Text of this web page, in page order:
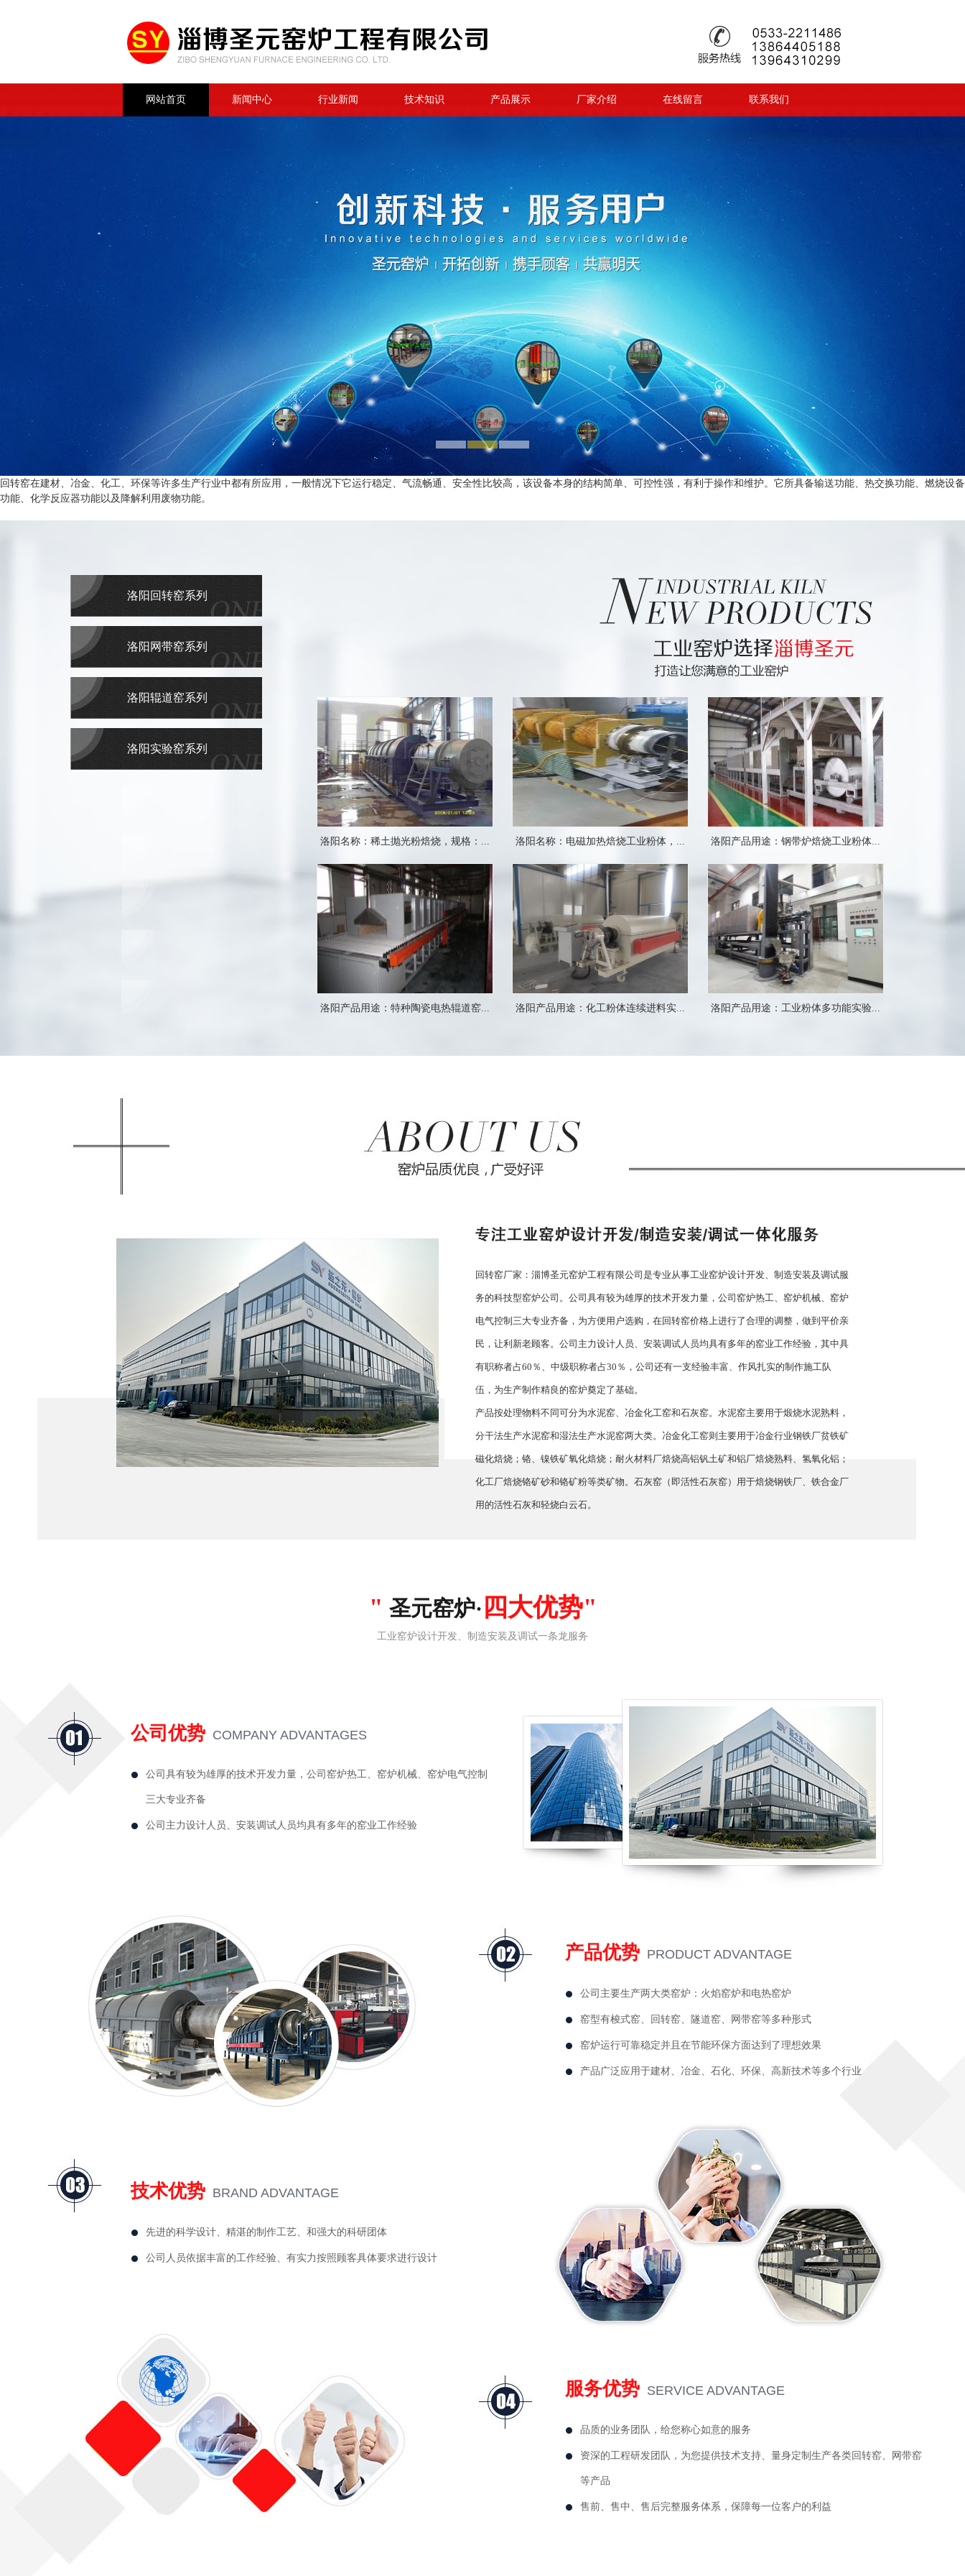
网站首页 新闻中心 行业新闻 技术知识 产品展示 厂家介绍 在线留言 联系我们
1 2
回转窑在建材、冶金、化工、环保等许多生产行业中都有所应用，一般情况下它运行稳定、气流畅通、安全性比较高，该设备本身的结构简单、可控性强，有利于操作和维护。它所具备输送功能、热交换功能、燃烧设备
功能、化学反应器功能以及降解利用废物功能。
洛阳回转窑系列
洛阳网带窑系列
洛阳辊道窑系列
洛阳实验窑系列
洛阳名称：稀土抛光粉焙烧，规格：... 洛阳名称：电磁加热焙烧工业粉体，... 洛阳产品用途：钢带炉焙烧工业粉体...
洛阳产品用途：特种陶瓷电热辊道窑... 洛阳产品用途：化工粉体连续进料实... 洛阳产品用途：工业粉体多功能实验...
回转窑厂家：淄博圣元窑炉工程有限公司是专业从事工业窑炉设计开发、制造安装及调试服
务的科技型窑炉公司。公司具有较为雄厚的技术开发力量，公司窑炉热工、窑炉机械、窑炉
电气控制三大专业齐备，为方便用户选购，在回转窑价格上进行了合理的调整，做到平价亲
民，让利新老顾客。公司主力设计人员、安装调试人员均具有多年的窑业工作经验，其中具
有职称者占60％、中级职称者占30％，公司还有一支经验丰富、作风扎实的制作施工队
伍，为生产制作精良的窑炉奠定了基础。
产品按处理物料不同可分为水泥窑、冶金化工窑和石灰窑。水泥窑主要用于煅烧水泥熟料，
分干法生产水泥窑和湿法生产水泥窑两大类。冶金化工窑则主要用于冶金行业钢铁厂贫铁矿
磁化焙烧；铬、镍铁矿氧化焙烧；耐火材料厂焙烧高铝钒土矿和铝厂焙烧熟料、氢氧化铝；
化工厂焙烧铬矿砂和铬矿粉等类矿物。石灰窑（即活性石灰窑）用于焙烧钢铁厂、铁合金厂
用的活性石灰和轻烧白云石。
" 圣元窑炉· 四大优势"
工业窑炉设计开发、制造安装及调试一条龙服务
公司优势 COMPANY ADVANTAGES
公司具有较为雄厚的技术开发力量，公司窑炉热工、窑炉机械、窑炉电气控制
三大专业齐备
公司主力设计人员、安装调试人员均具有多年的窑业工作经验
产品优势 PRODUCT ADVANTAGE
公司主要生产两大类窑炉：火焰窑炉和电热窑炉
窑型有梭式窑、回转窑、隧道窑、网带窑等多种形式
窑炉运行可靠稳定并且在节能环保方面达到了理想效果
产品广泛应用于建材、冶金、石化、环保、高新技术等多个行业
技术优势 BRAND ADVANTAGE
先进的科学设计、精湛的制作工艺、和强大的科研团体
公司人员依据丰富的工作经验、有实力按照顾客具体要求进行设计
服务优势 SERVICE ADVANTAGE
品质的业务团队，给您称心如意的服务
资深的工程研发团队，为您提供技术支持、量身定制生产各类回转窑、网带窑
等产品
售前、售中、售后完整服务体系，保障每一位客户的利益